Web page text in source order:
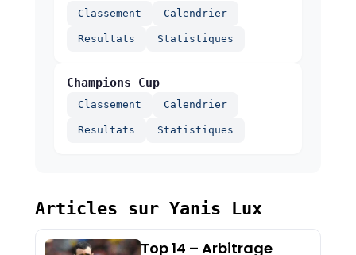
Classement Calendrier
Resultats Statistiques
Champions Cup
Classement Calendrier
Resultats Statistiques
Articles sur Yanis Lux
Top 14 – Arbitrage